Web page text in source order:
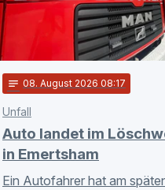
notes 08. August 2026 08:17
Unfall
Auto landet im
in Emertsham
Ein Autofahrer hat am